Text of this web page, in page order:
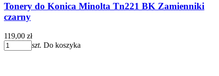
Tonery do Konica Minolta Tn221 BK Zamienniki
czarny
119,00 zł
szt. Do koszyka